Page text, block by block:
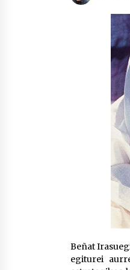
Beñat
egiturei